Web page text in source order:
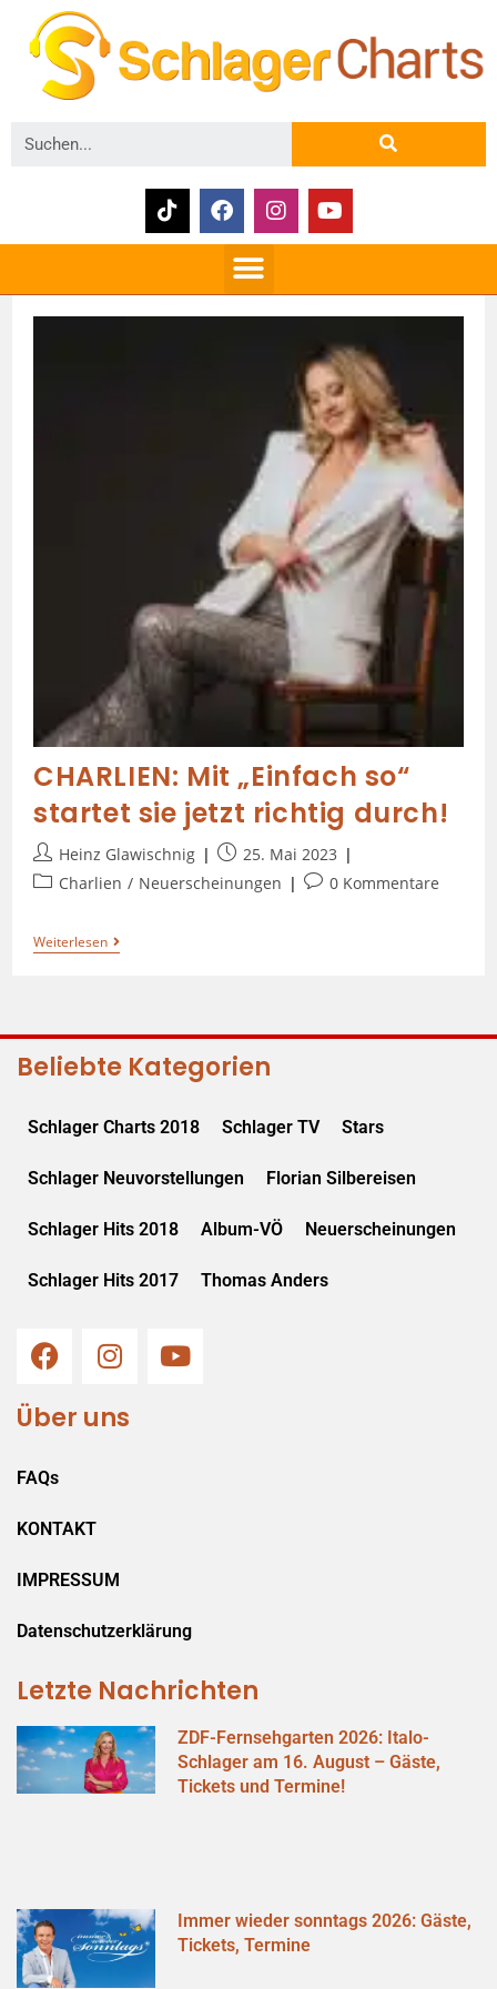
CHARLIEN: Mit „Einfach so“
startet sie jetzt richtig durch!
Heinz Glawischnig
25. Mai 2023
Charlien / Neuerscheinungen 0 Kommentare
Weiterlesen
Beliebte Kategorien
Schlager Charts 2018 Schlager TV Stars
Schlager Neuvorstellungen Florian Silbereisen
Schlager Hits 2018 Album-VÖ Neuerscheinungen
Schlager Hits 2017 Thomas Anders
Über uns
FAQs
KONTAKT
IMPRESSUM
Datenschutzerklärung
Letzte Nachrichten
ZDF-Fernsehgarten 2026: Italo-
Schlager am 16. August – Gäste,
Tickets und Termine!
Immer wieder sonntags 2026: Gäste,
Tickets, Termine